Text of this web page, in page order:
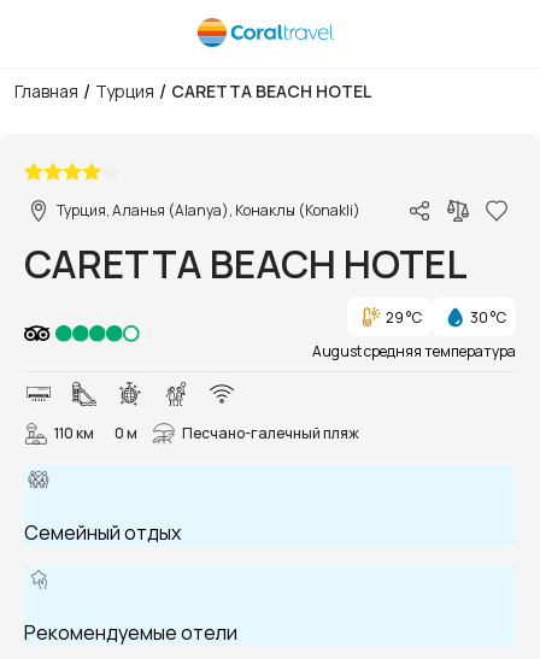
Главная / Турция / CARETTA BEACH HOTEL
Турция, Аланья (Alanya), Конаклы (Konakli)
CARETTA BEACH HOTEL
29 °C
30 °C
August средняя температура
110 км 0 м Песчано-галечный пляж
Семейный отдых
Рекомендуемые отели